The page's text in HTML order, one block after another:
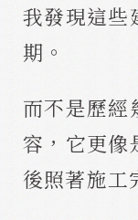
我發現這些
期。
而不是歷經
容，它更像
後照著施工